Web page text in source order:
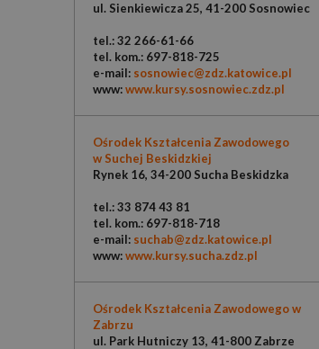
ul. Sienkiewicza 25, 41-200 Sosnowiec
tel.: 32 266-61-66
tel. kom.: 697-818-725
e-mail: sosnowiec@zdz.katowice.pl
www:www.kursy.sosnowiec.zdz.pl
Ośrodek Kształcenia Zawodowego
w Suchej Beskidzkiej
Rynek 16, 34-200 Sucha Beskidzka
tel.: 33 874 43 81
tel. kom.: 697-818-718
e-mail: suchab@zdz.katowice.pl
www:www.kursy.sucha.zdz.pl
Ośrodek Kształcenia Zawodowego w
Zabrzu
ul. Park Hutniczy 13, 41-800 Zabrze